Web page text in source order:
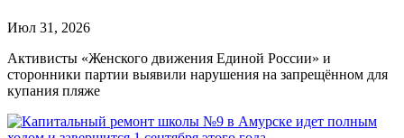
Июл 31, 2026
Активисты «Женского движения Единой России» и
сторонники партии выявили нарушения на запрещённом для
купания пляже